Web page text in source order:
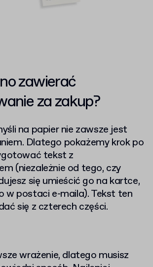
zawierać
za zakup?
na papier nie zawsze jest
Dlatego pokażemy krok po
tekst z
(niezależnie od tego, czy
się umieścić go na kartce,
w postaci e-maila). Tekst ten
się z czterech części.
wrażenie, dlatego musisz